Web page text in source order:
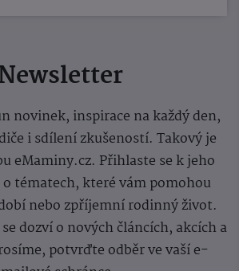
novinek, inspirace na každý den,
i sdílení zkušeností. Takový je
eMaminy.cz. Přihlaste se k jeho
tématech, které vám pomohou
nebo zpříjemní rodinný život.
dozví o nových článcích, akcích a
potvrďte odběr ve vaší e-